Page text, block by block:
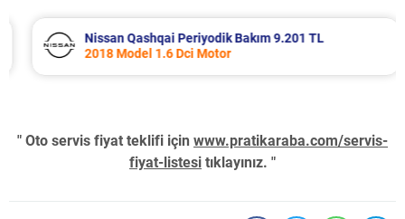
Nissan Qashqai Periyodik Bakım 9.201 TL
2018 Model 1.6 Dci Motor
" Oto servis fiyat teklifi için www.pratikaraba.com/servis-
fiyat-listesi tıklayınız. "